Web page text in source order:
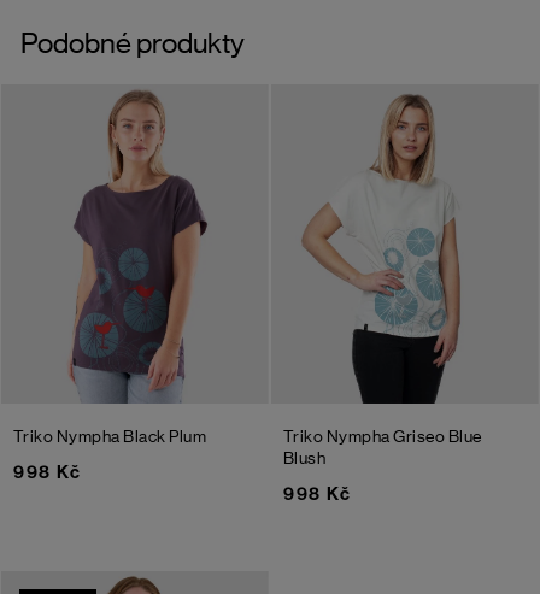
Podobné produkty
Triko Nympha Black Plum
998 Kč
Triko Nympha Griseo Blue
Blush
998 Kč